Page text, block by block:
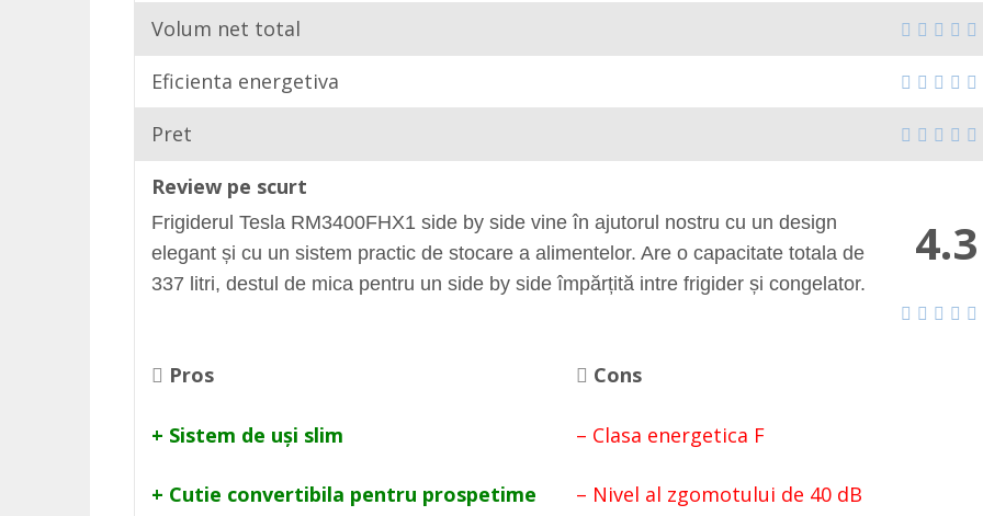
Volum net total
Eficienta energetiva
Pret
4.3
Review pe scurt
Frigiderul Tesla RM3400FHX1 side by side vine în ajutorul nostru cu un design
elegant și cu un sistem practic de stocare a alimentelor. Are o capacitate totala de
337 litri, destul de mica pentru un side by side împărțită intre frigider și congelator.
Pros
+ Sistem de uși slim
+ Cutie convertibila pentru prospetime
Cons
– Clasa energetica F
– Nivel al zgomotului de 40 dB